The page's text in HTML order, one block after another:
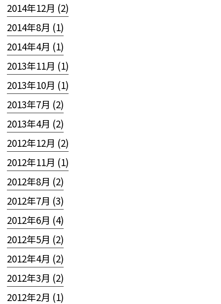
2014年12月 (2)
2014年8月 (1)
2014年4月 (1)
2013年11月 (1)
2013年10月 (1)
2013年7月 (2)
2013年4月 (2)
2012年12月 (2)
2012年11月 (1)
2012年8月 (2)
2012年7月 (3)
2012年6月 (4)
2012年5月 (2)
2012年4月 (2)
2012年3月 (2)
2012年2月 (1)